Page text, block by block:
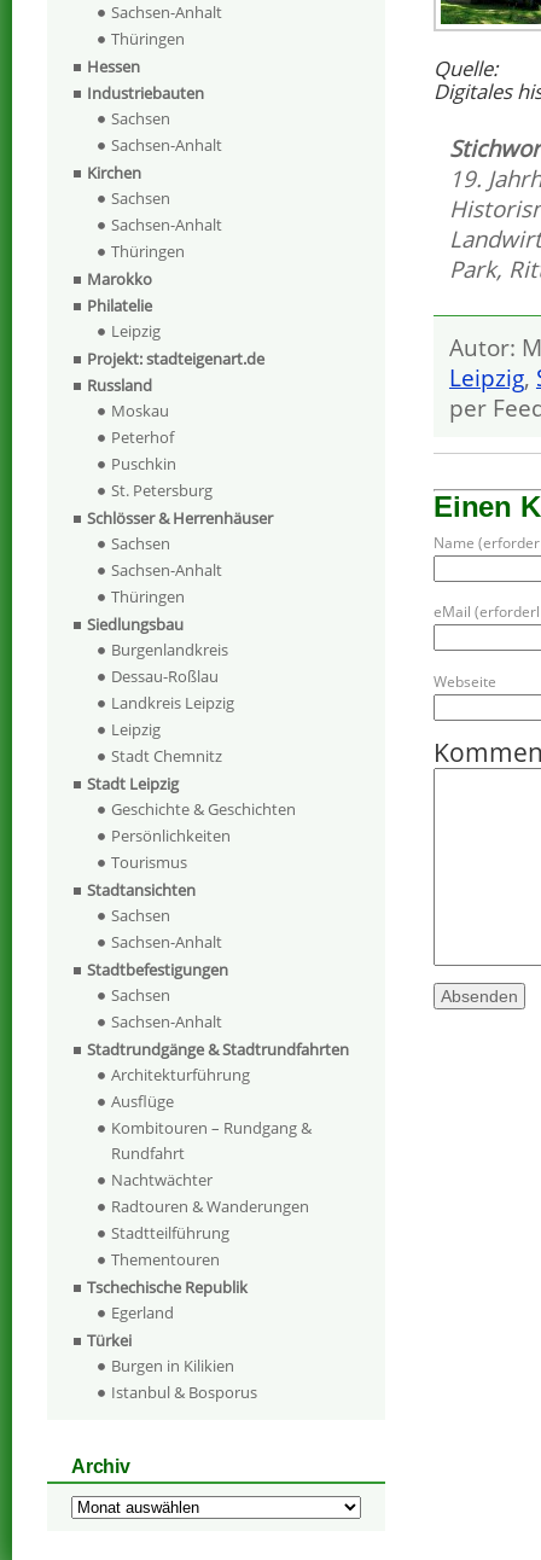
Quelle:
Digitales
19.
Park,
Autor:
Leipzig,
per
Einen
Name
eMail
Webseite
Sachsen-Anhalt
Thüringen
Hessen
Industriebauten
Sachsen
Sachsen-Anhalt
Kirchen
Sachsen
Sachsen-Anhalt
Thüringen
Marokko
Philatelie
Leipzig
Projekt: stadteigenart.de
Russland
Moskau
Peterhof
Puschkin
St. Petersburg
Schlösser & Herrenhäuser
Sachsen
Sachsen-Anhalt
Thüringen
Siedlungsbau
Burgenlandkreis
Dessau-Roßlau
Landkreis Leipzig
Leipzig
Stadt Chemnitz
Stadt Leipzig
Geschichte & Geschichten
Persönlichkeiten
Tourismus
Stadtansichten
Sachsen
Sachsen-Anhalt
Stadtbefestigungen
Sachsen
Sachsen-Anhalt
Stadtrundgänge & Stadtrundfahrten
Architekturführung
Ausflüge
Kombitouren – Rundgang &
Rundfahrt
Nachtwächter
Radtouren & Wanderungen
Stadtteilführung
Thementouren
Tschechische Republik
Egerland
Türkei
Burgen in Kilikien
Istanbul & Bosporus
Archiv
Archiv